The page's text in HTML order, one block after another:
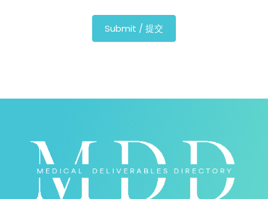
Submit / 提交